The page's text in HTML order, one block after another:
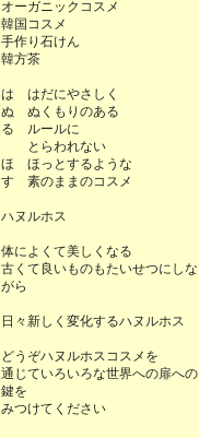
オーガニックコスメ
韓国コスメ
手作り石けん
韓方茶
は はだにやさしく
ぬ ぬくもりのある
る ルールに
とらわれない
ほ ほっとするような
す 素のままのコスメ
ハヌルホス
体によくて美しくなる
古くて良いものもたいせつにしな
がら
日々新しく変化するハヌルホス
どうぞハヌルホスコスメを
通じていろいろな世界への扉への
鍵を
みつけてください